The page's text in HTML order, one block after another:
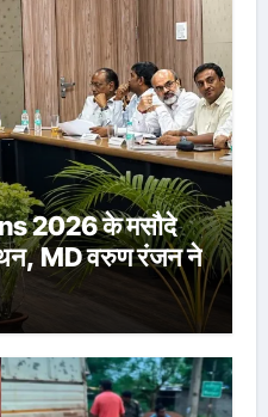
2026 के मसौदे
MD वरुण रंजन ने